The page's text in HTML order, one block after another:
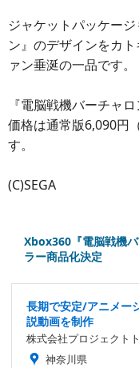
ジャケットパッケー
ン』のデザインをカ
ァン垂涎の一品です。
『電脳戦機バーチャ
価格は通常版6,090円
す。
(C)SEGA
Xbox360『電脳戦機
ラー商品化決定
長期で安定/アニメー
説動画を制作
株式会社プロジェクト
神奈川県